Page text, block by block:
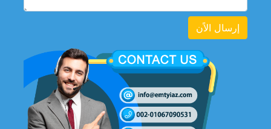
إرسال الاًن